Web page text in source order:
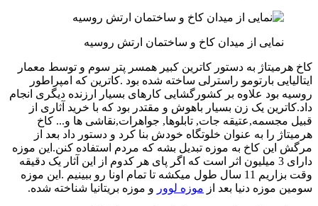
نمایی از میدان کاخ و ساختمان ارتش روسیه
کاخ هرمیتاژ به دستور کاترین کبیر همسر پتر سوم و توسط معمار
ایتالیایی بارتومو راسترلی ساخته شده بود .کاترین که امپراطور
روسیه بود علاوه بر کشورگشایی کارهای بسیار ارزنده دیگری انجام
داد.کاترین یک زن بسیار باهوش و مقتدر بود که با خرید آثاری از
قبیل مجسمه,عتیقه جات, تابلوها, جواهرات,نقاشی ها و... کاخ
هرمیتاژ را به عنوان خلوتگاه خودش بنا کرد و دستور داد بعد از
مرگش این کاخ به موزه تبدیل بشه که مردم استفاده کنن.این موزه
دارای 3 میلیون اثر است که اگر پای هر کدوم از این آثار یک دقیقه
وقت بزاریم 11 سال طول میکشه تا تمام اونا رو ببینیم .این موزه
سومین موزه دنیا بعد از موزه لوور و موزه بریتانیا شناخته شده.